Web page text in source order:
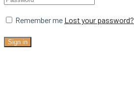
Remember me Lost your password?
Sign in